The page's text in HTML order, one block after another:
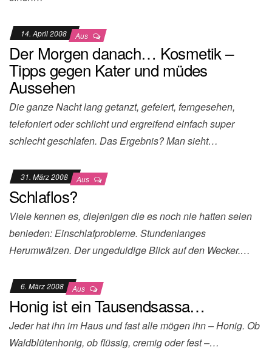
14. April 2008 Aus
Der Morgen danach… Kosmetik –
Tipps gegen Kater und müdes
Aussehen
Die ganze Nacht lang getanzt, gefeiert, ferngesehen,
telefoniert oder schlicht und ergreifend einfach super
schlecht geschlafen. Das Ergebnis? Man sieht…
31. März 2008 Aus
Schlaflos?
Viele kennen es, diejenigen die es noch nie hatten seien
benieden: Einschlafprobleme. Stundenlanges
Herumwälzen. Der ungeduldige Blick auf den Wecker.…
6. März 2008 Aus
Honig ist ein Tausendsassa…
Jeder hat ihn im Haus und fast alle mögen ihn – Honig. Ob
Waldblütenhonig, ob flüssig, cremig oder fest –…